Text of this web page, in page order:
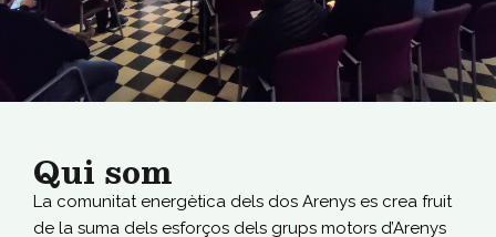
Qui som
La comunitat energètica dels dos Arenys es crea fruit
de la suma dels esforços dels grups motors d’Arenys